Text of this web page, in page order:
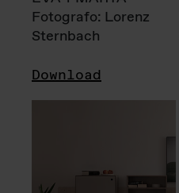
Fotografo: Lorenz
Sternbach
Download